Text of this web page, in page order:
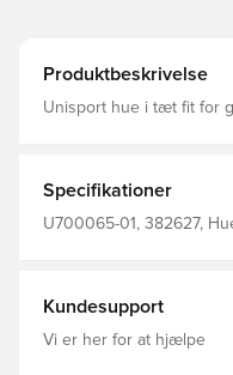
Produktbeskrivelse
Unisport hue i tæt fit for
Specifikationer
U700065-01, 382627,
Kundesupport
Vi er her for at hjælpe